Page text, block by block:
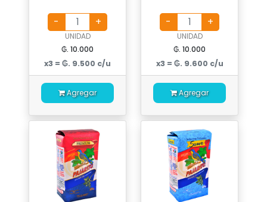
UNIDAD
₲. 10.000
x3 = ₲. 9.500 c/u
Agregar
UNIDAD
₲. 10.000
x3 = ₲. 9.600 c/u
Agregar